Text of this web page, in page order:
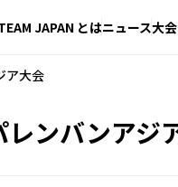
JAPAN とはニュース大
ア大会
ンバンアジ